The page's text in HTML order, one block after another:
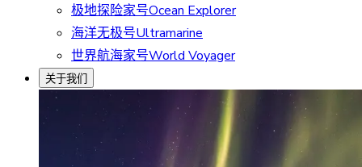
极地探险家号Ocean Explorer
海洋无极号Ultramarine
世界航海家号World Voyager
关于我们